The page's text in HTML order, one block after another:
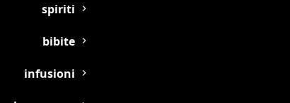
spiriti
bibite
infusioni